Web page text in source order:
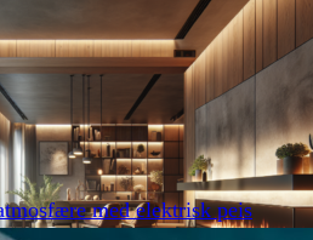
med elektrisk peis